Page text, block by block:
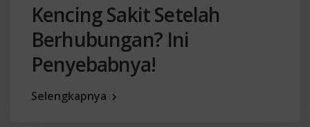
Kencing Sakit Setelah
Berhubungan? Ini
Penyebabnya!
Selengkapnya